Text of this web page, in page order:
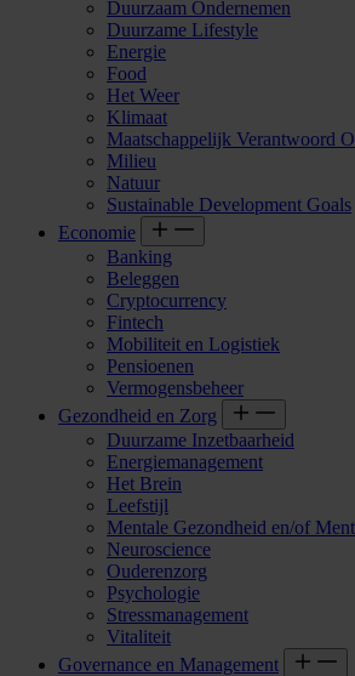
Duurzaam Ondernemen
Duurzame Lifestyle
Energie
Food
Het Weer
Klimaat
Maatschappelijk Verantwoord
Milieu
Natuur
Sustainable Development Goals
Economie
Banking
Beleggen
Cryptocurrency
Fintech
Mobiliteit en Logistiek
Pensioenen
Vermogensbeheer
Gezondheid en Zorg
Duurzame Inzetbaarheid
Energiemanagement
Het Brein
Leefstijl
Mentale Gezondheid en/of
Neuroscience
Ouderenzorg
Psychologie
Stressmanagement
Vitaliteit
Governance en Management